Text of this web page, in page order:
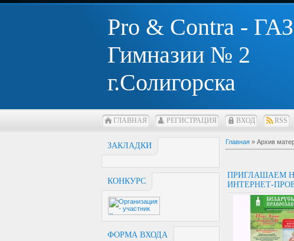
Pro & Contra -
Гимназии № 2
г.Солигорска
ГЛАВНАЯ РЕГИСТРАЦИЯ ВХОД RSS
ЗАКЛАДКИ
КОНКУРС
ФОРМА ВХОДА
Главная » Архив
ПРИГЛАШАЕМ
ИНТЕРНЕТ-